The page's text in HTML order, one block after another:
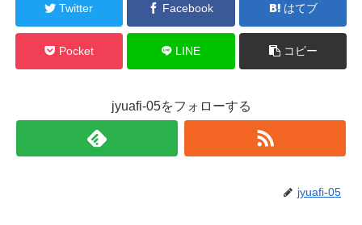
Twitter Facebook はてブ
Pocket LINE コピー
jyuafi-05をフォローする
jyuafi-05